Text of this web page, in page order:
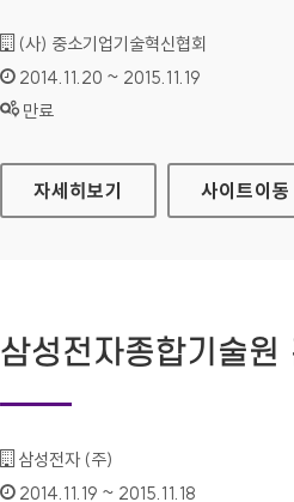
기관명 :
(사) 중소기업기술혁신협회
인증기간 :
2014.11.20 ~ 2015.11.19
상태 :
만료
이노비즈 홈페이지
자세히보기 사이트이동
삼성전자종합기술원
기관명 :
삼성전자 (주)
인증기간 :
2014.11.19 ~ 2015.11.18